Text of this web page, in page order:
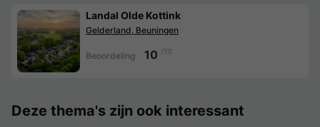
Landal Olde Kottink
Gelderland, Beuningen
Beoordeling 10 /10
Deze thema's zijn ook interessant